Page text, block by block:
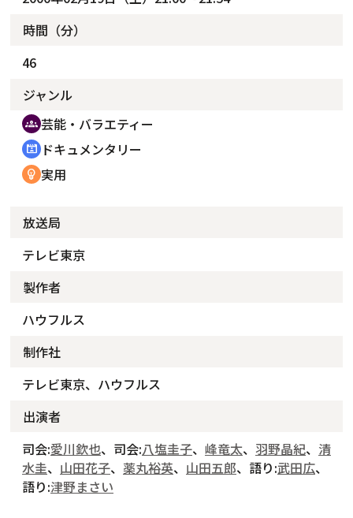
時間（分）
46
ジャンル
groups 芸能・バラエティー
cinematic_blur ドキュメンタリー
emoji_objects 実用
放送局
テレビ東京
製作者
ハウフルス
制作社
テレビ東京、ハウフルス
出演者
司会:愛川欽也、司会:八塩圭子、 峰竜太、 羽野晶紀、 清
水圭、 山田花子、 薬丸裕英、 山田五郎、語り:武田広、
語り:津野まさい